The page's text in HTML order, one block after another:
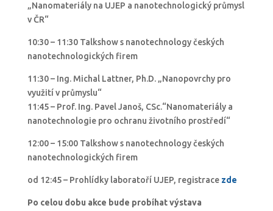
„Nanomateriály na UJEP a nanotechnologický průmysl
v ČR“
10:30 – 11:30 Talkshow s nanotechnology českých
nanotechnologických firem
11:30 – Ing. Michal Lattner, Ph.D. „Nanopovrchy pro
využití v průmyslu“
11:45 – Prof. Ing. Pavel Janoš, CSc.“Nanomateriály a
nanotechnologie pro ochranu životního prostředí“
12:00 – 15:00 Talkshow s nanotechnology českých
nanotechnologických firem
od 12:45 – Prohlídky laboratoří UJEP, registrace zd e
Po celou dobu akce bude probíhat výstava